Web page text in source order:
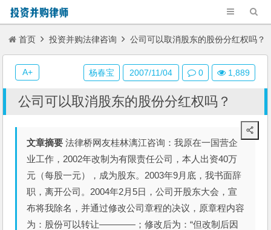
首页 投资并购法律咨询 公司可以取消股东的股份分红权吗？
公司可以取消股东的股份分红权吗？
文章摘要 法律桥网友桂林漓江咨询：我原在一国营企
业工作，2002年改制为有限责任公司，本人出资40万
元（每股一元），成为股东。2003年9月底，我书面辞
职，离开公司。2004年2月5日，公司开股东大会，宣
布将我除名，并通过修改公司章程的决议，原章程内容
为：股份可以转让――――；修改后为：“但改制后因
杨春宝 2007/11/04 0 1,889
A+